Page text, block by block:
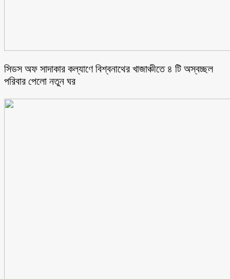
সিডস অফ সাদাকার কল্যাণে বিশ্বনাথের খাজাঞ্চীতে ৪ টি অস্বচ্ছল
পরিবার পেলো নতুন ঘর